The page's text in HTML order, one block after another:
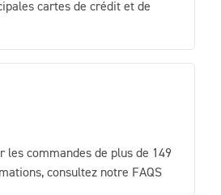
cartes de crédit et de
les commandes de plus de 149
consultez notre FAQS